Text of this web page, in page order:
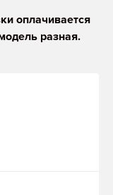
оплачивается
разная.